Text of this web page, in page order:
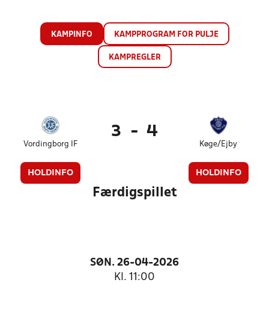
KAMPINFO KAMPPROGRAM FOR PULJE
KAMPREGLER
Vordingborg IF
HOLDINFO
3 - 4
Køge/Ejby
HOLDINFO
Færdigspillet
SØN. 26-04-2026
Kl. 11:00